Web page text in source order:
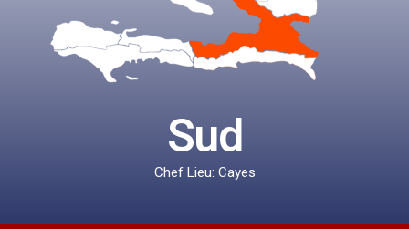
Sud
Chef Lieu: Cayes